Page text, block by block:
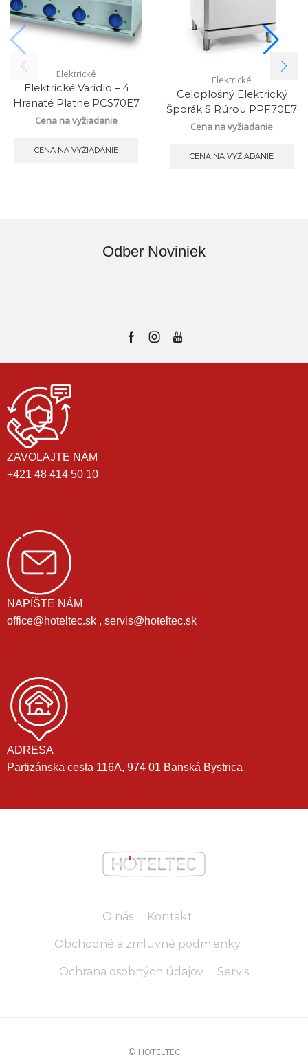
Elektrické
Elektrické Varidlo – 4
Hranaté Platne PCS70E7
Cena na vyžiadanie
CENA NA VYŽIADANIE
Elektrické
Celoplošný Elektrický
Šporák S Rúrou PPF70E7
Cena na vyžiadanie
CENA NA VYŽIADANIE
Odber Noviniek
ZAVOLAJTE NÁM
+421 48 414 50 10
NAPÍŠTE NÁM
office@hoteltec.sk , servis@hoteltec.sk
ADRESA
Partizánska cesta 116A, 974 01 Banská Bystrica
O nás Kontakt
Obchodné a zmluvné podmienky
Ochrana osobných údajov Servis
© HOTELTEC